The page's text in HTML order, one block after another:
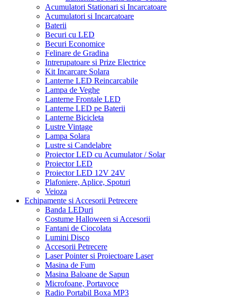
Acumulatori Stationari si Incarcatoare
Acumulatori si Incarcatoare
Baterii
Becuri cu LED
Becuri Economice
Felinare de Gradina
Intrerupatoare si Prize Electrice
Kit Incarcare Solara
Lanterne LED Reincarcabile
Lampa de Veghe
Lanterne Frontale LED
Lanterne LED pe Baterii
Lanterne Bicicleta
Lustre Vintage
Lampa Solara
Lustre si Candelabre
Proiector LED cu Acumulator / Solar
Proiector LED
Proiector LED 12V 24V
Plafoniere, Aplice, Spoturi
Veioza
Echipamente si Accesorii Petrecere
Banda LEDuri
Costume Halloween si Accesorii
Fantani de Ciocolata
Lumini Disco
Accesorii Petrecere
Laser Pointer si Proiectoare Laser
Masina de Fum
Masina Baloane de Sapun
Microfoane, Portavoce
Radio Portabil Boxa MP3